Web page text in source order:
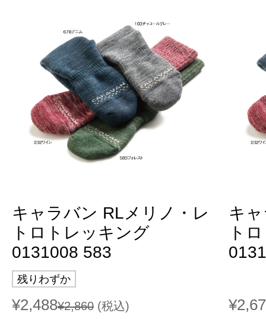
キャラバン RLメリノ・レ
トロトレッキング
0131008 583
残りわずか
¥2,488¥2,860 (税込)
キ
ト